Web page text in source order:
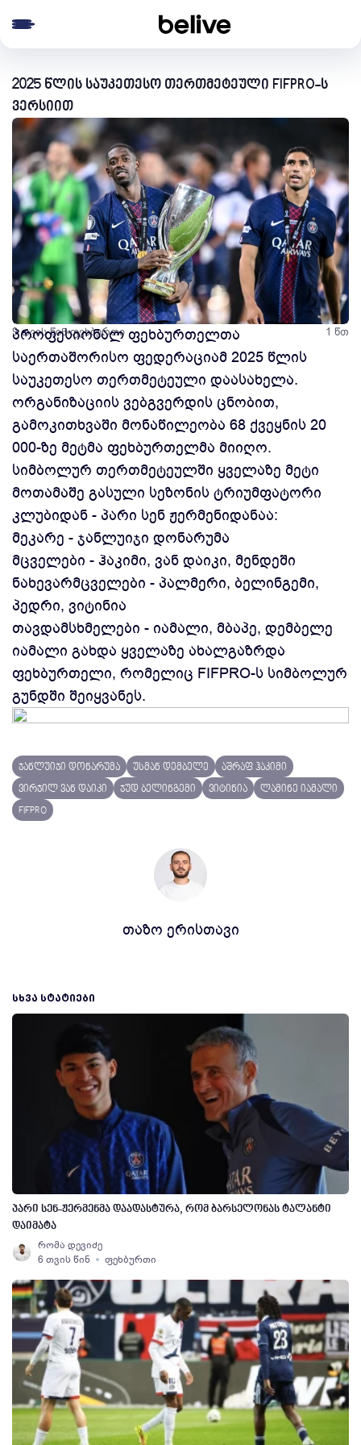
2025 წლის საუკეთესო თერთმეტეული FIFPRO-ს
ვერსიით
9 თვის წინ ფეხბურთი 1 წთ
პროფესიონალ ფეხბურთელთა
საერთაშორისო ფედერაციამ 2025 წლის
საუკეთესო თერთმეტეული დაასახელა.
ორგანიზაციის ვებგვერდის ცნობით,
გამოკითხვაში მონაწილეობა 68 ქვეყნის 20
000-ზე მეტმა ფეხბურთელმა მიიღო.
სიმბოლურ თერთმეტეულში ყველაზე მეტი
მოთამაშე გასული სეზონის ტრიუმფატორი
კლუბიდან - პარი სენ ჟერმენიდანაა:
მეკარე - ჯანლუიჯი დონარუმა
მცველები - ჰაკიმი, ვან დაიკი, მენდეში
ნახევარმცველები - პალმერი, ბელინგემი,
პედრი, ვიტინია
თავდამსხმელები - იამალი, მბაპე, დემბელე
იამალი გახდა ყველაზე ახალგაზრდა
ფეხბურთელი, რომელიც FIFPRO-ს სიმბოლურ
გუნდში შეიყვანეს.
ჯანლუიჯი დონარუმა უსმან დემბელე
აშრაფ ჰაკიმი
ვირჯილ ვან დაიკი
ჯუდ ბელინგემი ვიტინია
ლამინე იამალი
FIFPRO
თაზო ერისთავი
ᲡᲮᲕᲐ ᲡᲢᲐᲢᲘᲔᲑᲘ
პარი სენ-ჟერმენმა დაადასტურა, რომ ბარსელონას ტალანტი
დაიმატა
რომა დევიძე
6 თვის წინ
ფეხბურთი